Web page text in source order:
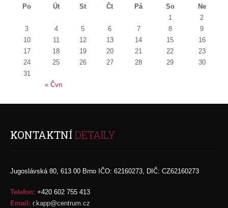
Po
Út St Čt Pá So Ne
« Čvn
1
2
3
4 5 6 7 8
9
10
11 12 13 14 15
16
17
18 19 20 21 22
23
24
25 26 27 28 29
30
31
KONTAKTNÍ DETAILY
Jugoslávská 80, 613 00 Brno IČO: 62160273, DIČ: CZ62160273
Telefon: +420 602 755 413
Email: r.kapp@centrum.cz